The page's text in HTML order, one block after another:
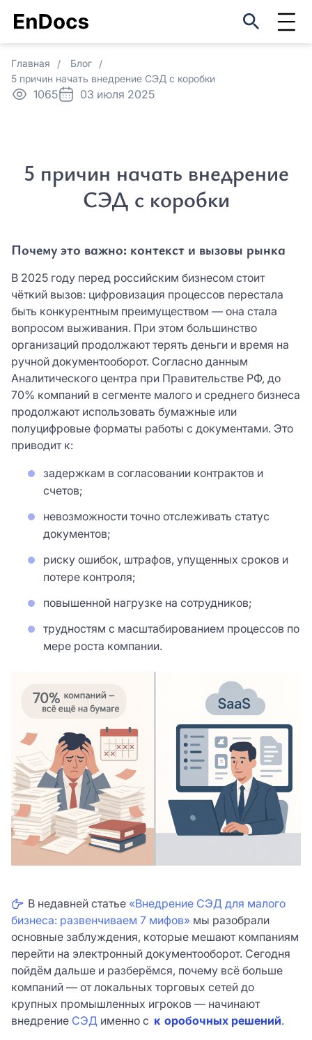
Главная
Блог
5 причин начать внедрение СЭД с коробки
1065 03 июля 2025
5 причин начать внедрение
СЭД с коробки
Почему это важно: контекст и вызовы рынка
В 2025 году перед российским бизнесом стоит
чёткий вызов: цифровизация процессов перестала
быть конкурентным преимуществом — она стала
вопросом выживания. При этом большинство
организаций продолжают терять деньги и время на
ручной документооборот. Согласно данным
Аналитического центра при Правительстве РФ, до
70% компаний в сегменте малого и среднего бизнеса
продолжают использовать бумажные или
полуцифровые форматы работы с документами. Это
приводит к:
задержкам в согласовании контрактов и
счетов;
невозможности точно отслеживать статус
документов;
риску ошибок, штрафов, упущенных сроков и
потере контроля;
повышенной нагрузке на сотрудников;
трудностям с масштабированием процессов по
мере роста компании.
В недавней статье «Внедрение СЭД для малого
бизнеса: развенчиваем 7 мифов» мы разобрали
основные заблуждения, которые мешают компаниям
перейти на электронный документооборот. Сегодня
пойдём дальше и разберёмся, почему всё больше
компаний — от локальных торговых сетей до
крупных промышленных игроков — начинают
внедрение СЭД именно с к оробочных решений.
Оставить заявку
Причина интереса *
Причина интереса *
Отправить
соглашаетесь сполитикой конфиденциальности
ФИО*
Причина интереса *
Причина интереса *
Пароль *
Телефон *
Я согласен сусловиямисайта и сервиса.
Нажимая кнопку «Зарегистрироваться» Вы
даете своесогласиена обработку Ваших
персональных данных
Оцените EnDocs в реальном
использовании
ФИО*
Причина интереса *
Причина интереса *
Телефон *
Я согласен с условиями
сайта и сервиса.
Нажимая кнопку «Зарегистрироваться» Вы
даете свое согласие
на обработку Ваших
персональных данных